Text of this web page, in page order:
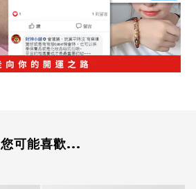
您可能喜歡...